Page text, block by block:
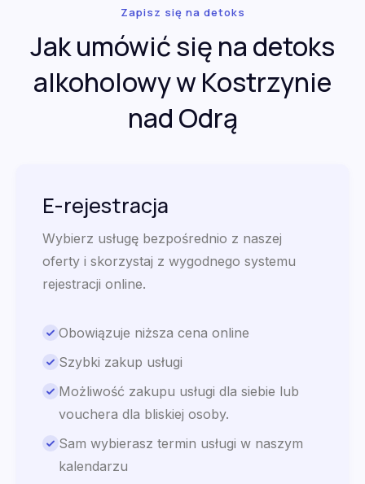
Zapisz się na detoks
Jak umówić się na detoks
alkoholowy w Kostrzynie
nad Odrą
E-rejestracja
Wybierz usługę bezpośrednio z naszej
oferty i skorzystaj z wygodnego systemu
rejestracji online.
Obowiązuje niższa cena online
Szybki zakup usługi
Możliwość zakupu usługi dla siebie lub
vouchera dla bliskiej osoby.
Sam wybierasz termin usługi w naszym
kalendarzu